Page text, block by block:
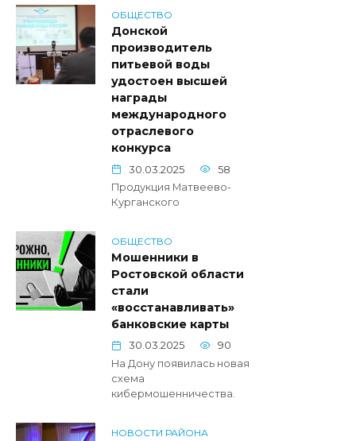
ОБЩЕСТВО
Донской
производитель
питьевой воды
удостоен высшей
награды
международного
отраслевого
конкурса
30.03.2025
58
Продукция Матвеево-
Курганского
ОБЩЕСТВО
Мошенники в
Ростовской области
стали
«восстанавливать»
банковские карты
30.03.2025
90
На Дону появилась новая
схема
кибермошенничества.
НОВОСТИ РАЙОНА